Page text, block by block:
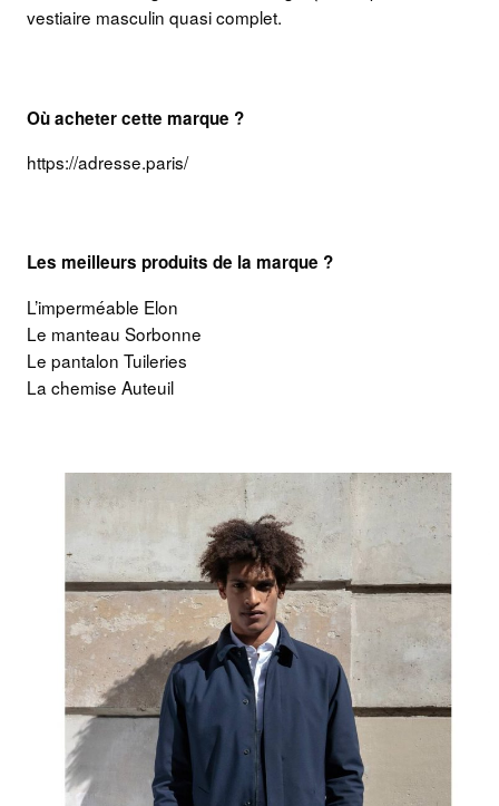
vestiaire masculin quasi complet.
Où acheter cette marque ?
https://adresse.paris/
Les meilleurs produits de la marque ?
L’imperméable Elon
Le manteau Sorbonne
Le pantalon Tuileries
La chemise Auteuil